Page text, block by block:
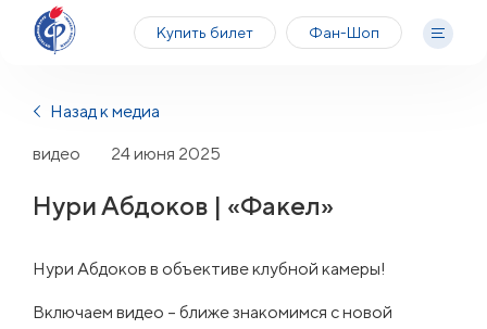
Купить билет Фан-Шоп
Назад к медиа
видео 24 июня 2025
Нури Абдоков | «Факел»
Нури Абдоков в объективе клубной камеры!
Включаем видео – ближе знакомимся с новой